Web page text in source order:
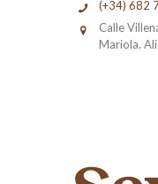
(+34) 682
Calle
Mariola.